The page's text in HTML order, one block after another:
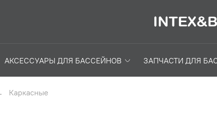
АКСЕССУАРЫ ДЛЯ БАССЕЙНОВ ЗАПЧАСТИ ДЛЯ
Каркасные